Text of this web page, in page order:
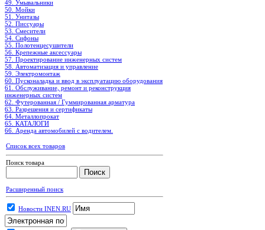
49. Умывальники
50. Мойки
51. Унитазы
52. Писсуары
53. Смесители
54. Сифоны
55. Полотенцесушители
56. Крепежные аксессуары
57. Проектирование инженерных систем
58. Автоматизация и управление
59. Электромонтаж
60. Пусконаладка и ввод в эксплуатацию оборудования
61. Обслуживание, ремонт и реконструкция
инженерных систем
62. Футерованная / Гуммированная арматура
63. Разрешения и сертификаты
64. Металлопрокат
65. КАТАЛОГИ
66. Аренда автомобилей с водителем.
Список всех товаров
Поиск товара
Расширенный поиск
Новости INEN.RU